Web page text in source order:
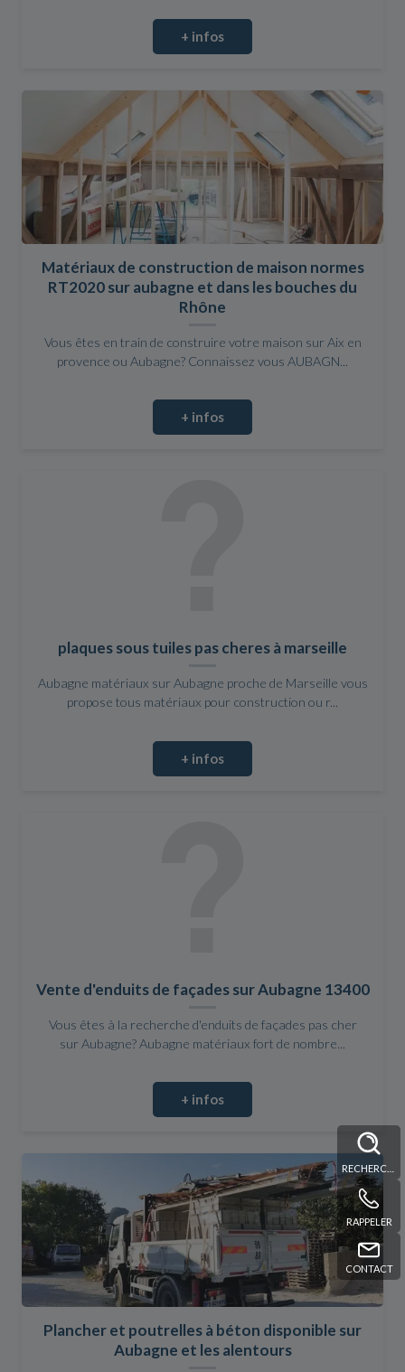
RAPPELER
CONTACT
+ infos
Matériaux de construction de maison normes
RT2020 sur aubagne et dans les bouches du
Rhône
Vous êtes en train de construire votre maison sur Aix en
provence ou Aubagne? Connaissez vous AUBAGN...
+ infos
plaques sous tuiles pas cheres à marseille
Aubagne matériaux sur Aubagne proche de Marseille vous
propose tous matériaux pour construction ou r...
+ infos
Vente d'enduits de façades sur Aubagne 13400
Vous êtes à la recherche d'enduits de façades pas cher
sur Aubagne? Aubagne matériaux fort de nombre...
+ infos
Plancher et poutrelles à béton disponible sur
Aubagne et les alentours